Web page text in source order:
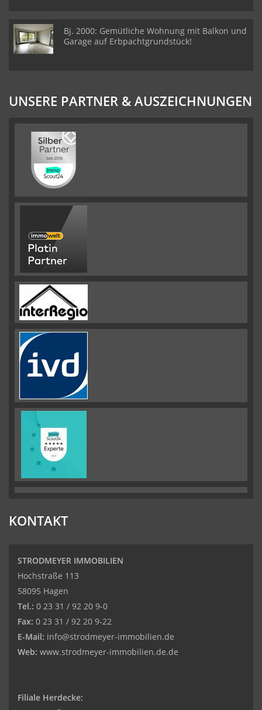
Bj. 2000: Gemütliche Wohnung mit Balkon und
Garage auf Erbpachtgrundstück!
UNSERE PARTNER & AUSZEICHNUNGEN
KONTAKT
STRODMEYER IMMOBILIEN
Hochstraße 113
58095 Hagen
Tel.: 0 23 31 / 92 20 9-0
Fax: 0 23 31 / 92 20 9-22
E-Mail: info@strodmeyer-immobilien.de
Web: www.strodmeyer-immobilien.de.de
Filiale Herdecke: